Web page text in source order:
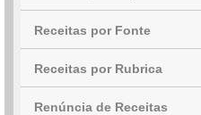
Receitas por Fonte
Receitas por Rubrica
Renúncia de Receitas